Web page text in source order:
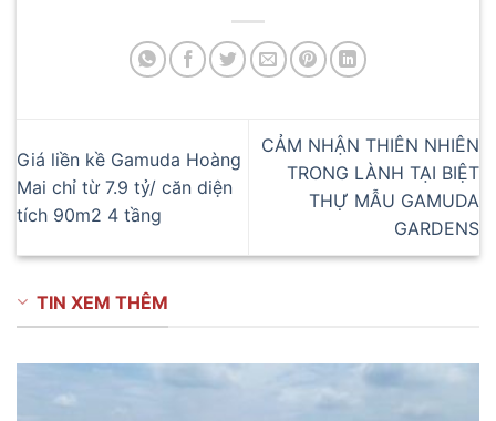
Giá liền kề Gamuda Hoàng
Mai chỉ từ 7.9 tỷ/ căn diện
tích 90m2 4 tầng
CẢM NHẬN THIÊN NHIÊN
TRONG LÀNH TẠI BIỆT
THỰ MẪU GAMUDA
GARDENS
TIN XEM THÊM